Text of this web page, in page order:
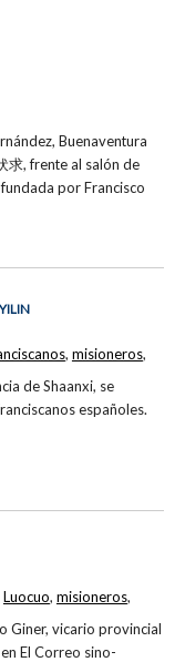
Buenaventura
求, frente al salón de
por Francisco
de Shaanxi, se
españoles.
, misioneros,
Giner, vicario provincial
El Correo sino-
Luocuo, misioneros,